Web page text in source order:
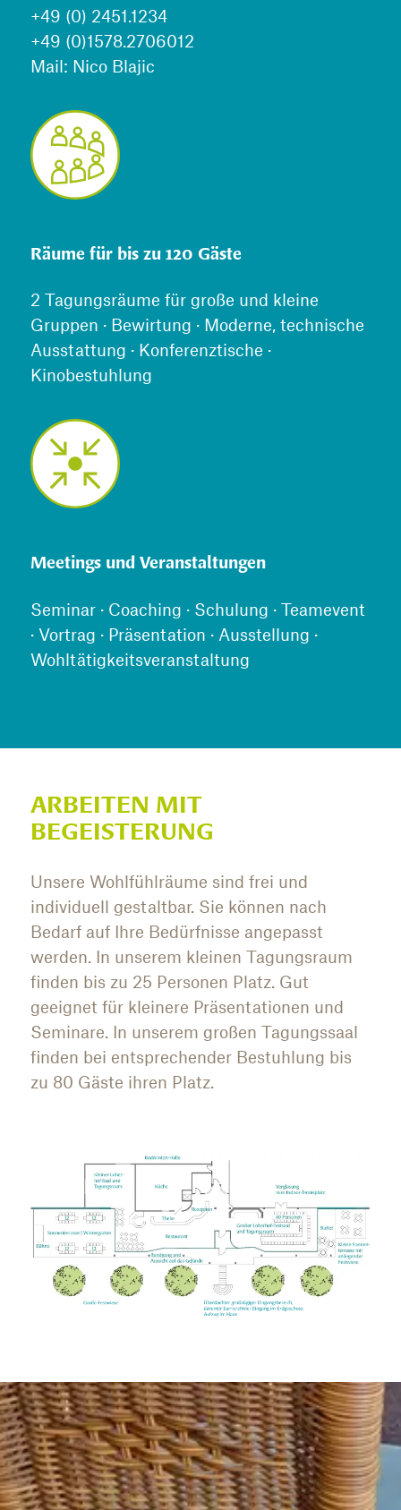
+49 (0) 2451.1234
+49 (0)1578.2706012
Mail: Nico Blajic
Räume für bis zu 120 Gäste
2 Tagungsräume für große und kleine
Gruppen · Bewirtung · Moderne, technische
Ausstattung · Konferenztische ·
Kinobestuhlung
Meetings und Veranstaltungen
Seminar · Coaching · Schulung · Teamevent
· Vortrag · Präsentation · Ausstellung ·
Wohltätigkeitsveranstaltung
ARBEITEN MIT
BEGEISTERUNG
Unsere Wohlfühlräume sind frei und
individuell gestaltbar. Sie können nach
Bedarf auf Ihre Bedürfnisse angepasst
werden. In unserem kleinen Tagungsraum
finden bis zu 25 Personen Platz. Gut
geeignet für kleinere Präsentationen und
Seminare. In unserem großen Tagungssaal
finden bei entsprechender Bestuhlung bis
zu 80 Gäste ihren Platz.